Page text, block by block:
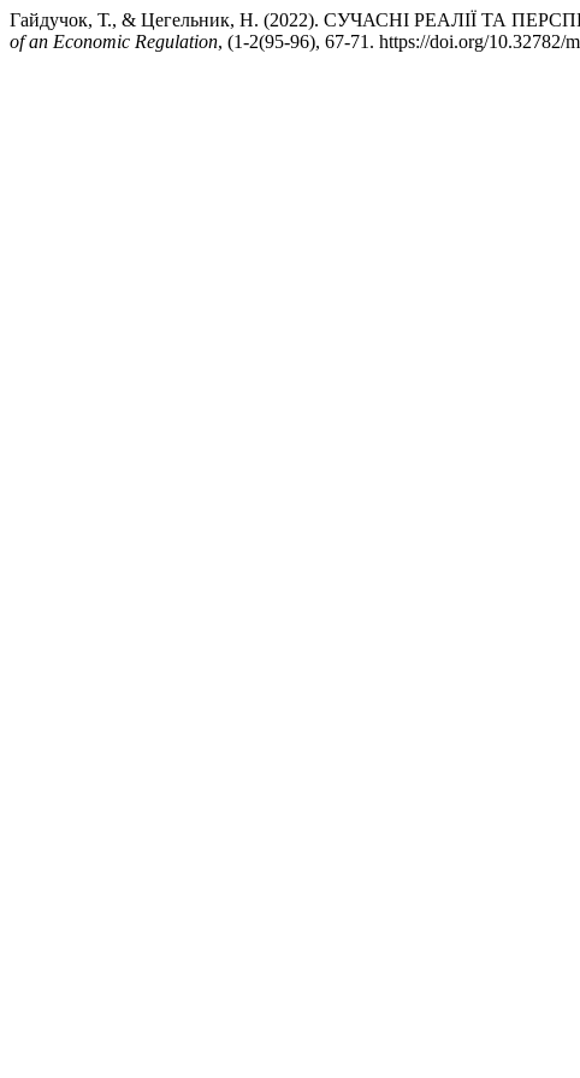
Гайдучок, Т., & Цегельник, Н. (2022). СУЧАСНІ РЕАЛІЇ
of an Economic Regulation, (1-2(95-96), 67-71. https://doi.org/10.32782/